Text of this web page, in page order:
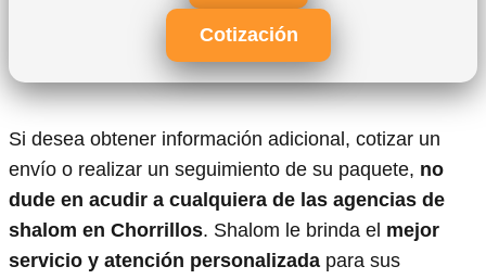
Cotización
Si desea obtener información adicional, cotizar un
envío o realizar un seguimiento de su paquete, no
dude en acudir a cualquiera de las agencias de
shalom en Chorrillos. Shalom le brinda el mejor
servicio y atención personalizada para sus